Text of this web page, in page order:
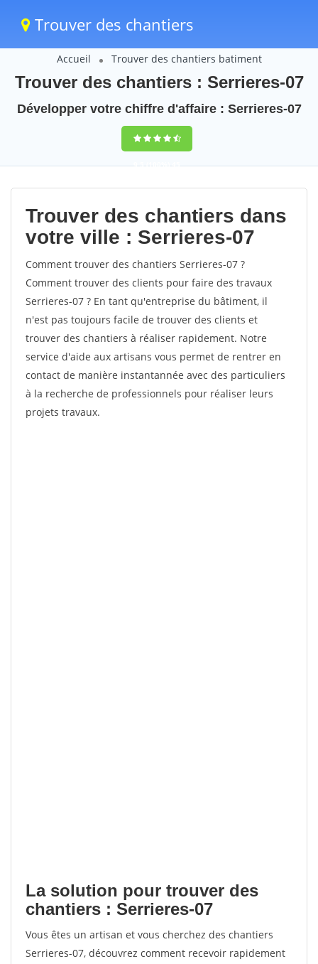
Trouver des chantiers
Accueil Trouver des chantiers batiment
Trouver des chantiers : Serrieres-07
Développer votre chiffre d'affaire : Serrieres-07
9,5(100%)45
votes
Trouver des chantiers dans
votre ville : Serrieres-07
Comment trouver des chantiers Serrieres-07 ?
Comment trouver des clients pour faire des travaux
Serrieres-07 ? En tant qu'entreprise du bâtiment, il
n'est pas toujours facile de trouver des clients et
trouver des chantiers à réaliser rapidement. Notre
service d'aide aux artisans vous permet de rentrer en
contact de manière instantannée avec des particuliers
à la recherche de professionnels pour réaliser leurs
projets travaux.
La solution pour trouver des
chantiers : Serrieres-07
Vous êtes un artisan et vous cherchez des chantiers
Serrieres-07, découvrez comment recevoir rapidement